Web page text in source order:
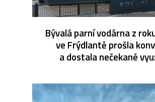
Bývalá parní vodárna z
ve Frýdlantě prošla
a dostala nečekané